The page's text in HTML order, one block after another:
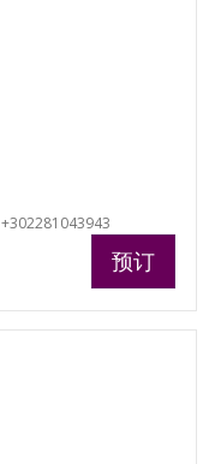
+302281043943
预订